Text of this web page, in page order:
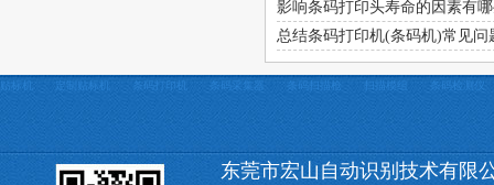
影响条码打印头寿命的因素有
总结条码打印机(条码机)常见问
贴标机 定制贴标机 条码打印机 条码采集器 条码扫描枪 扫描模组 条码检测仪
东莞市宏山自动识别技术有限